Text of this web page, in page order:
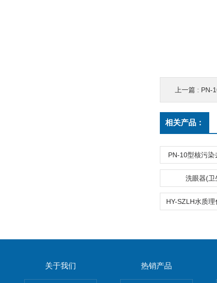
上一篇 : PN-
相关产品：
PN-10型核污染
洗眼器(卫
关于我们 热销产品